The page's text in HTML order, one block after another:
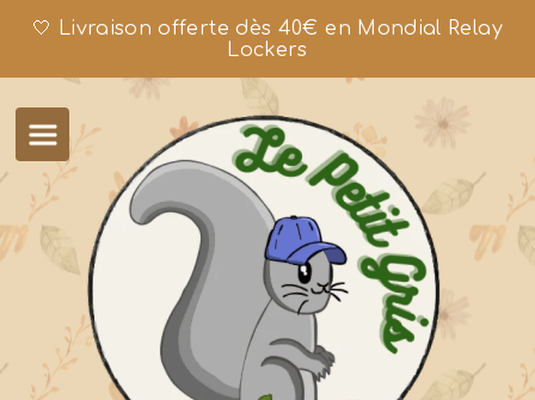
🤍 Livraison offerte dès 40€ en Mondial Relay
Lockers